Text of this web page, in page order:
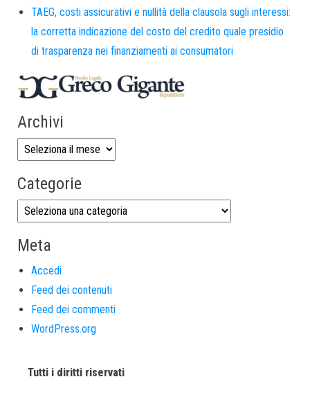
TAEG, costi assicurativi e nullità della clausola sugli interessi:
la corretta indicazione del costo del credito quale presidio
di trasparenza nei finanziamenti ai consumatori
Archivi
Categorie
Meta
Accedi
Feed dei contenuti
Feed dei commenti
WordPress.org
Tutti i diritti riservati